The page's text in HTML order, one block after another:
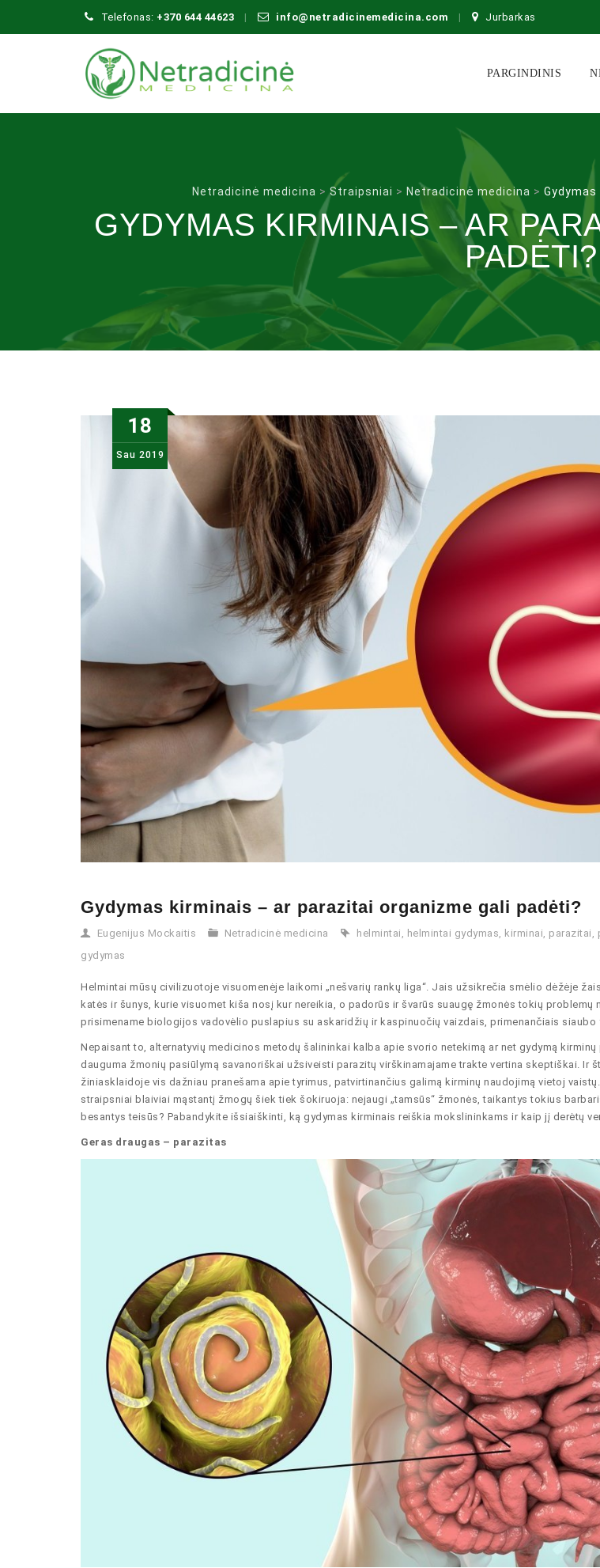
Telefonas: +370 644 44623 info@netradicinemedicina.com Jurbarkas
content
PARGINDINIS
Netradicinė medicina >Straipsniai > Netradicinė medicina >
GYDYMAS KIRMINAIS – AR
PADĖTI?
18
Sau 2019
Gydymas kirminais – ar parazitai organizme gali padėti?
Eugenijus Mockaitis Netradicinė medicina helmintai , helmintai gydymas, kirminai, parazitai ,
gydymas
Helmintai mūsų civilizuotoje visuomenėje laikomi „nešvarių rankų liga“. Jais užsikrečia smėlio dėžėje
katės ir šunys, kurie visuomet kiša nosį kur nereikia, o padorūs ir švarūs suaugę žmonės tokių problemų
prisimename biologijos vadovėlio puslapius su askaridžių ir kaspinuočių vaizdais, primenančiais siaubo
Nepaisant to, alternatyvių medicinos metodų šalininkai kalba apie svorio netekimą ar net gydymą
dauguma žmonių pasiūlymą savanoriškai užsiveisti parazitų virškinamajame trakte vertina skeptiškai. Ir
žiniasklaidoje vis dažniau pranešama apie tyrimus, patvirtinančius galimą kirminų naudojimą vietoj
straipsniai blaiviai mąstantį žmogų šiek tiek šokiruoja: nejaugi „tamsūs“ žmonės, taikantys tokius
besantys teisūs? Pabandykite išsiaiškinti, ką gydymas kirminais reiškia mokslininkams ir kaip jį derėtų
Geras draugas – parazitas